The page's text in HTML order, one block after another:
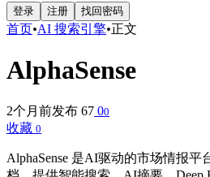
登录 注册 找回密码
首页•AI 搜索引擎•正文
AlphaSense
2个月前发布 67 00
收藏 0
AlphaSense 是AI驱动的市场情报平